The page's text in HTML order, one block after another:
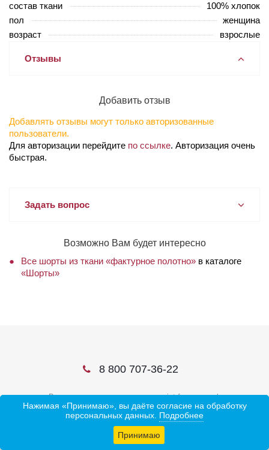
состав ткани
100% хлопок
пол
женщина
возраст
взрослые
Отзывы
Добавить отзыв
Добавлять отзывы могут только авторизованные
пользователи.
Для авторизации перейдите по ссылке. Авторизация очень
быстрая.
Задать вопрос
Возможно Вам будет интересно
Все шорты из ткани «фактурное полотно» в каталоге
«Шорты»
8 800 707-36-22
В соцсетях ищите нас по слову ivtrf или ивтрф
Нажимая «Принимаю», вы даёте согласие на обработку
персональных данных. Подробнее
Принимаю